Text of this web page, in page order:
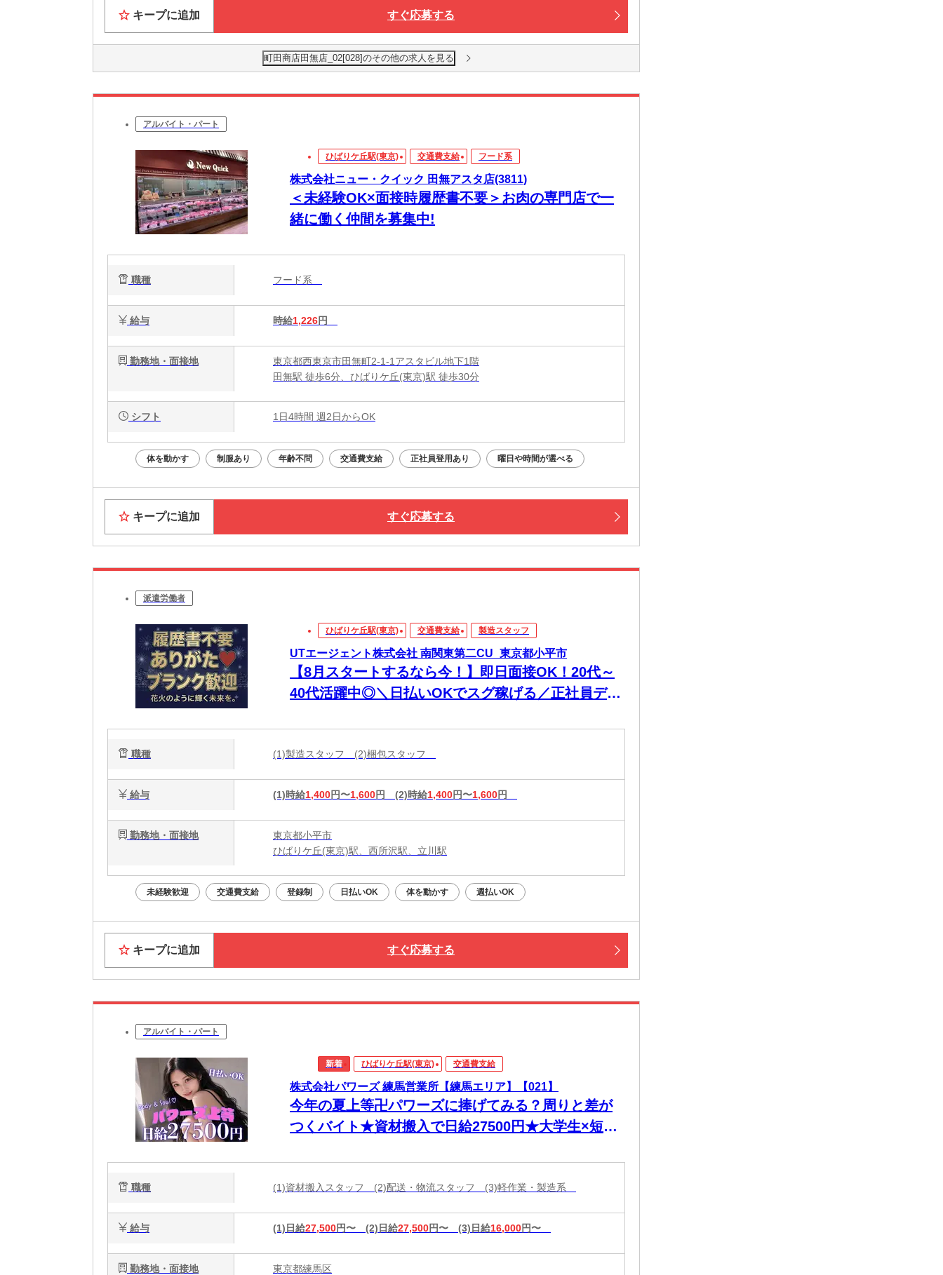
キープに追加 すぐ応募する
町田商店田無店_02[028]のその他の求人を見る
アルバイト・パート
ひばりケ丘駅(東京) 交通費支給 フード系
株式会社ニュー・クイック 田無アスタ店(3811)
＜未経験OK×面接時履歴書不要＞お肉の専門店で一
緒に働く仲間を募集中!
職種 フード系
給与 時給1,226円
勤務地・面接地
東京都西東京市田無町2-1-1アスタビル地下1階
田無駅 徒歩6分、ひばりケ丘(東京)駅 徒歩30分
シフト 1日4時間 週2日からOK
体を動かす 制服あり 年齢不問 交通費支給 正社員登用あり 曜日や時間が選べる
キープに追加 すぐ応募する
派遣労働者
ひばりケ丘駅(東京) 交通費支給 製造スタッフ
UTエージェント株式会社 南関東第二CU_東京都小平市
【8月スタートするなら今！】即日面接OK！20代～
40代活躍中◎＼日払いOKでスグ稼げる／正社員デビ
職種 (1)製造スタッフ (2)梱包スタッフ
給与 (1)時給1,400円〜1,600円 (2)時給1,400円〜1,600円
勤務地・面接地
東京都小平市
ひばりケ丘(東京)駅、西所沢駅、立川駅
未経験歓迎 交通費支給 登録制 日払いOK 体を動かす 週払いOK
キープに追加 すぐ応募する
アルバイト・パート
新着 ひばりケ丘駅(東京) 交通費支給
株式会社パワーズ 練馬営業所【練馬エリア】【021】
今年の夏上等卍パワーズに捧げてみる？周りと差が
つくバイト★資材搬入で日給27500円★大学生×短期
職種 (1)資材搬入スタッフ (2)配送・物流スタッフ (3)軽作業・製造系
給与 (1)日給27,500円〜 (2)日給27,500円〜 (3)日給16,000円〜
勤務地・面接地 東京都練馬区